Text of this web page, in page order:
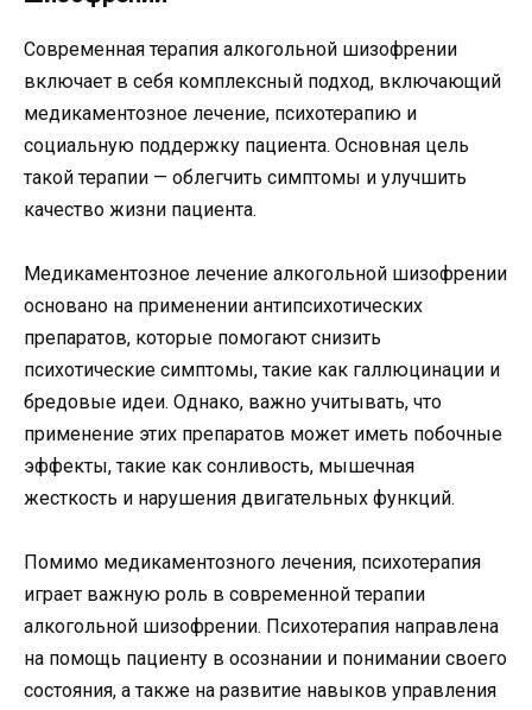
Современная терапия алкогольной шизофрении
включает в себя комплексный подход, включающий
медикаментозное лечение, психотерапию и
социальную поддержку пациента. Основная цель
такой терапии — облегчить симптомы и улучшить
качество жизни пациента.
Медикаментозное лечение алкогольной шизофрении
основано на применении антипсихотических
препаратов, которые помогают снизить
психотические симптомы, такие как галлюцинации и
бредовые идеи. Однако, важно учитывать, что
применение этих препаратов может иметь побочные
эффекты, такие как сонливость, мышечная
жесткость и нарушения двигательных функций.
Помимо медикаментозного лечения, психотерапия
играет важную роль в современной терапии
алкогольной шизофрении. Психотерапия направлена
на помощь пациенту в осознании и понимании своего
состояния, а также на развитие навыков управления